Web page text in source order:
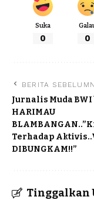
Suka
0 0
BERITA
Jurnalis Muda
HARIMAU
Terhadap
DIBUNGKAM!!”
Tinggalkan